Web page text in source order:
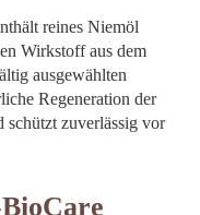
reines Niemöl
Wirkstoff aus dem
ausgewählten
Regeneration der
zuverlässig vor